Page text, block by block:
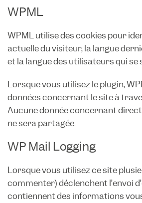
WPML
WPML utilise des cookies pour
actuelle du visiteur, la langue
et la langue des utilisateurs qui
Lorsque vous utilisez le plugin,
données concernant le site à
Aucune donnée concernant
ne sera partagée.
WP Mail Logging
Lorsque vous utilisez ce site
commenter) déclenchent l’envoi
contiennent des informations